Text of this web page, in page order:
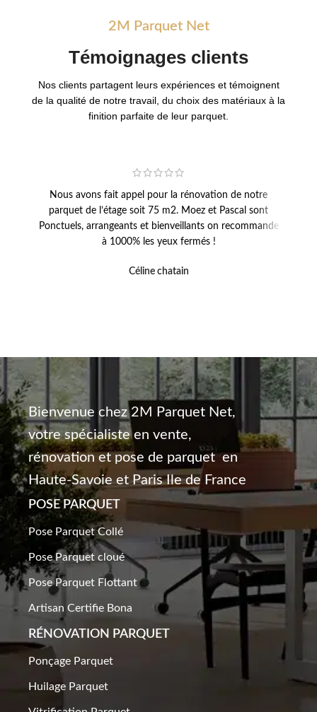
2M Parquet Net
Témoignages clients
Nos clients partagent leurs expériences et témoignent
de la qualité de notre travail, du choix des matériaux à la
finition parfaite de leur parquet.
Nous avons fait appel pour la rénovation de notre
parquet de l’étage soit 75 m2. Moez et Pascal sont
Ponctuels, arrangeants et bienveillants on recommande
à 1000% les yeux fermés !
Céline chatain
Bienvenue chez 2M Parquet Net,
votre spécialiste en vente,
rénovation et pose de parquet en
Haute-Savoie et Paris Ile de France
POSE PARQUET
Pose Parquet Collé
Pose Parquet cloué
Pose Parquet Flottant
Artisan Certifie Bona
RÉNOVATION PARQUET​
Ponçage Parquet
Huilage Parquet